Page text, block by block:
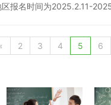
报名时间为2025.2.11-
2 3 4 5 6